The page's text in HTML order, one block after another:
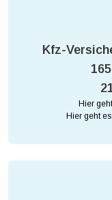
Kfz-
165
Hier
Hier geht